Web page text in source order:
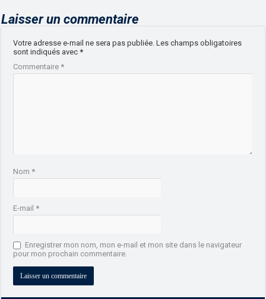
Laisser un commentaire
Votre adresse e-mail ne sera pas publiée. Les champs obligatoires
sont indiqués avec*
Commentaire*
Nom*
E-mail*
Enregistrer mon nom, mon e-mail et mon site dans le navigateur
pour mon prochain commentaire.